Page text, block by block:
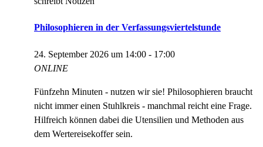
Philosophieren in der Verfassungsviertelstunde
24. September 2026 um 14:00 - 17:00
ONLINE
Fünfzehn Minuten - nutzen wir sie! Philosophieren braucht
nicht immer einen Stuhlkreis - manchmal reicht eine Frage.
Hilfreich können dabei die Utensilien und Methoden aus
dem Wertereisekoffer sein.